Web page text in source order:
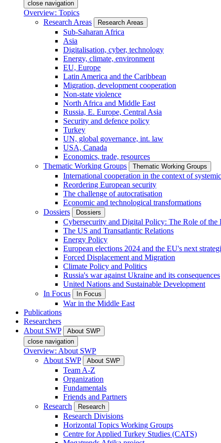
close navigation
Overview: Topics
Research Areas
Research Areas
Sub-Saharan Africa
Asia
Digitalisation, cyber, technology
Energy, climate, environment
EU, Europe
Latin America and the Caribbean
Migration, development cooperation
Non-state violence
North Africa and Middle East
Russia, E. Europe, Central Asia
Security and defence policy
Turkey
UN, global governance, int. law
USA, Canada
Economics, trade, resources
Thematic Working Groups
Thematic Working Groups
International cooperation in the context of
Reordering European security
The challenge of autocratisation
Economic and technological transformations
Dossiers
Dossiers
Cybersecurity and Digital Policy: The Role of
The US and Transatlantic Relations
Energy Policy
European elections 2024 and the EU's next
Forced Displacement and Migration
Climate Policy and Politics
Russia's war against Ukraine and its consequences
United Nations and Sustainable Development
In Focus
In Focus
War in the Middle East
Publications
Researchers
About SWP
About SWP
close navigation
Overview: About SWP
About SWP
About SWP
Team A-Z
Organization
Fundamentals
Friends and Partners
Research
Research
Research Divisions
Horizontal Topics Working Groups
Centre for Applied Turkey Studies (CATS)